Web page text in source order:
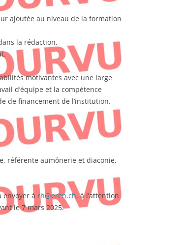
ajoutée au niveau de la formation
la rédaction.
motivantes avec une large
d’équipe et la compétence
de financement de l’institution.
référente aumônerie et diaconie,
envoyer à rh@eren.ch, à l’attention
le 7 mars 2025.